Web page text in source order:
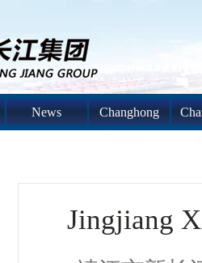
News
Changhong
Jingjiang